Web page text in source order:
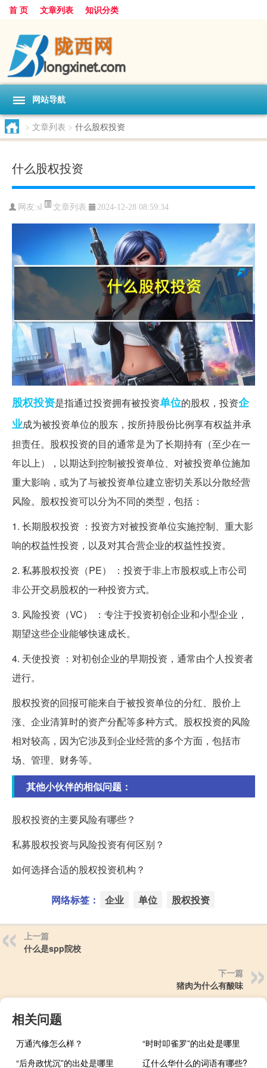
首 页 文章列表 知识分类
网站导航
> 文章列表 > 什么股权投资
什么股权投资
网友:sl 文章列表 2024-12-28 08:59:34
股权投资是指通过投资拥有被投资单位的股权，投资企
业成为被投资单位的股东，按所持股份比例享有权益并承
担责任。股权投资的目的通常是为了长期持有（至少在一
年以上），以期达到控制被投资单位、对被投资单位施加
重大影响，或为了与被投资单位建立密切关系以分散经营
风险。股权投资可以分为不同的类型，包括：
1. 长期股权投资 ：投资方对被投资单位实施控制、重大影
响的权益性投资，以及对其合营企业的权益性投资。
2. 私募股权投资（PE） ：投资于非上市股权或上市公司
非公开交易股权的一种投资方式。
3. 风险投资（VC） ：专注于投资初创企业和小型企业，
期望这些企业能够快速成长。
4. 天使投资 ：对初创企业的早期投资，通常由个人投资者
进行。
股权投资的回报可能来自于被投资单位的分红、股价上
涨、企业清算时的资产分配等多种方式。股权投资的风险
相对较高，因为它涉及到企业经营的多个方面，包括市
场、管理、财务等。
其他小伙伴的相似问题：
股权投资的主要风险有哪些？
私募股权投资与风险投资有何区别？
如何选择合适的股权投资机构？
网络标签： 企业 单位 股权投资
上一篇
什么是spp院校
下一篇
猪肉为什么有酸味
相关问题
万通汽修怎么样？
“时时叩雀罗”的出处是哪里
“后舟政忧沉”的出处是哪里
辽什么华什么的词语有哪些?